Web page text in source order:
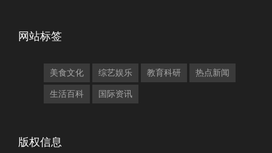
网站标签
美食文化 综艺娱乐 教育科研 热点新闻
生活百科 国际资讯
版权信息